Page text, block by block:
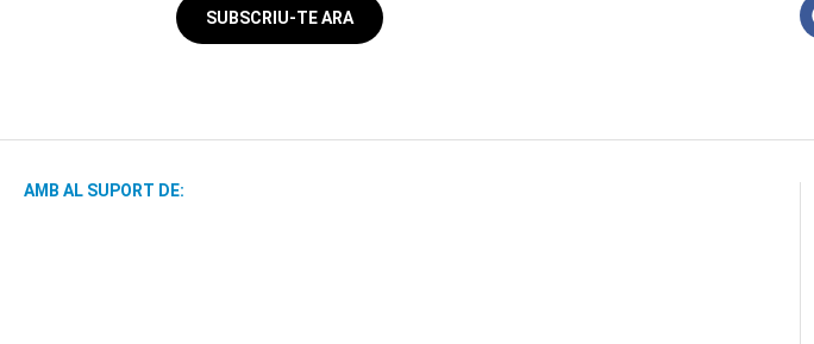
SUBSCRIU-TE ARA
AMB AL SUPORT DE: